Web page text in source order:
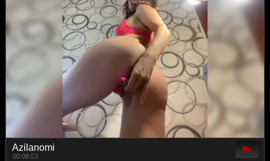
Azilanomi
00:08:53